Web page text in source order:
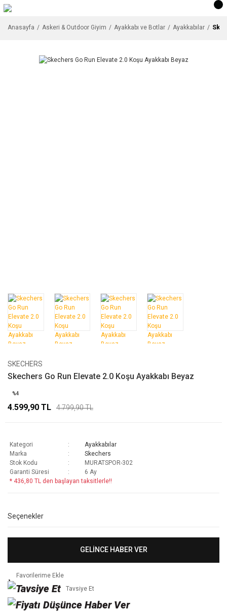
Anasayfa Askeri & Outdoor Giyim Ayakkabı ve Botlar Ayakkabılar
SKECHERS
Skechers Go Run Elevate 2.0 Koşu Ayakkabı Beyaz
%4
4.599,90 TL 4.799,90 TL
Kategori
Ayakkabılar
Marka
Skechers
Stok Kodu
MURATSPOR-302
Garanti Süresi
6 Ay
* 436,80 TL den başlayan taksitlerle!!
Seçenekler
GELİNCE HABER VER
Tavsiye Et